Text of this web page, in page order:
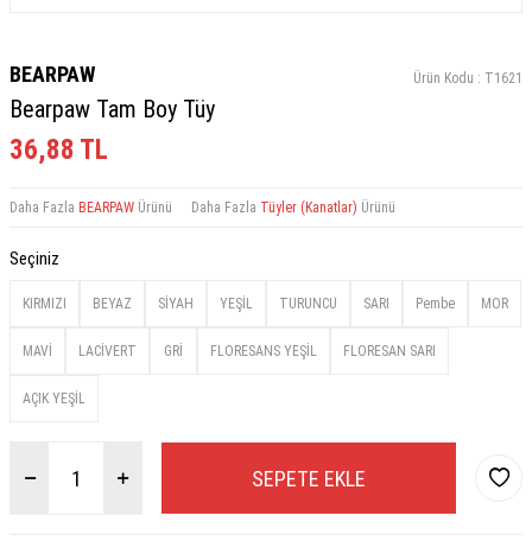
BEARPAW Ürün Kodu : T1621
Bearpaw Tam Boy Tüy
36,88 TL
Daha Fazla BEARPAW Ürünü Daha Fazla Tüyler (Kanatlar) Ürünü
Seçiniz
KIRMIZI BEYAZ SİYAH YEŞİL TURUNCU SARI Pembe MOR
MAVİ LACİVERT GRİ FLORESANS YEŞİL FLORESAN SARI
AÇIK YEŞİL
SEPETE EKLE